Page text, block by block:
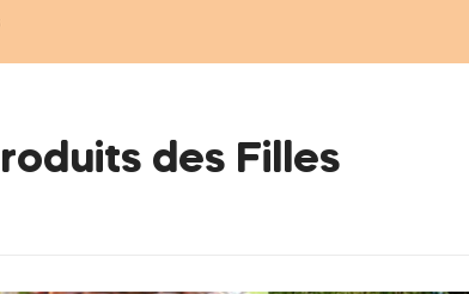
des Filles